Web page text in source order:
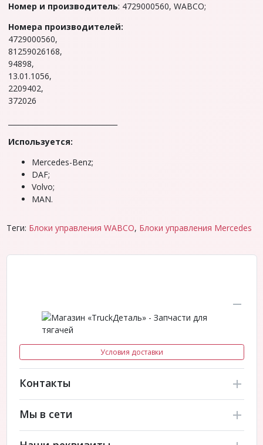
Hoмep и производитель: 4729000560, WABCO;
Номepa производителей:
4729000560,
81259026168,
94898,
13.01.1056,
2209402,
372026
Используется:
Mercedes-Benz;
DAF;
Volvo;
MAN.
Теги: Блоки управления WABCO, Блоки управления Mercedes
Условия доставки
Контакты
Мы в сети